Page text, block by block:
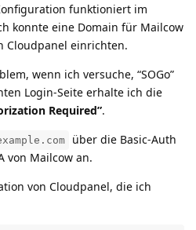
funktioniert im
konnte eine Domain für Mailcow
Cloudpanel einrichten.
wenn ich versuche, “SOGo”
Login-Seite erhalte ich die
Required”.
über die Basic-Auth
von Mailcow an.
von Cloudpanel, die ich